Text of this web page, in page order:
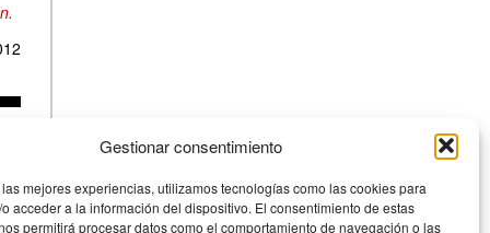
Gestionar consentimiento
mejores experiencias, utilizamos tecnologías como las cookies para
acceder a la información del dispositivo. El consentimiento de estas
permitirá procesar datos como el comportamiento de navegación o las